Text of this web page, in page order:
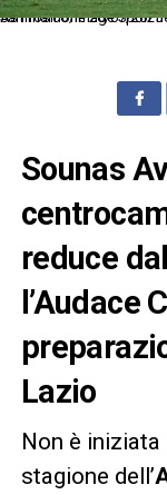
As Frosinone 26/07/2025 - amichevole / Avellino-Lazio /
Sounas
reduce
l’Audace
Lazio
Non è
stagione dell’